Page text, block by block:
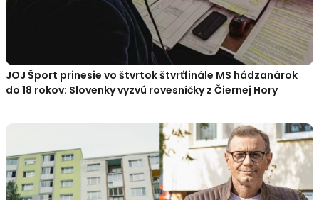
JOJ Šport prinesie vo štvrtok štvrťfinále MS hádzanárok
do 18 rokov: Slovenky vyzvú rovesníčky z Čiernej Hory